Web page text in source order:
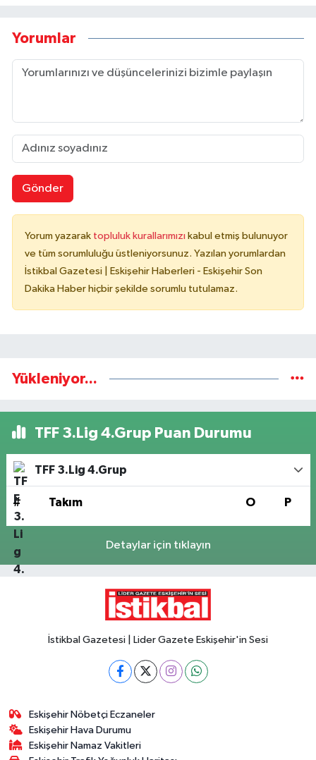
Yorumlar
Gönder
Yorum yazarak topluluk kurallarımızı kabul etmiş bulunuyor
ve tüm sorumluluğu üstleniyorsunuz. Yazılan yorumlardan
İstikbal Gazetesi | Eskişehir Haberleri - Eskişehir Son
Dakika Haber hiçbir şekilde sorumlu tutulamaz.
Yükleniyor...
TFF 3.Lig 4.Grup Puan Durumu
TFF 3.Lig 4.Grup
# Takım O P
Detaylar için tıklayın
İstikbal Gazetesi | Lider Gazete Eskişehir'in Sesi
Eskişehir Nöbetçi Eczaneler
Eskişehir Hava Durumu
Eskişehir Namaz Vakitleri